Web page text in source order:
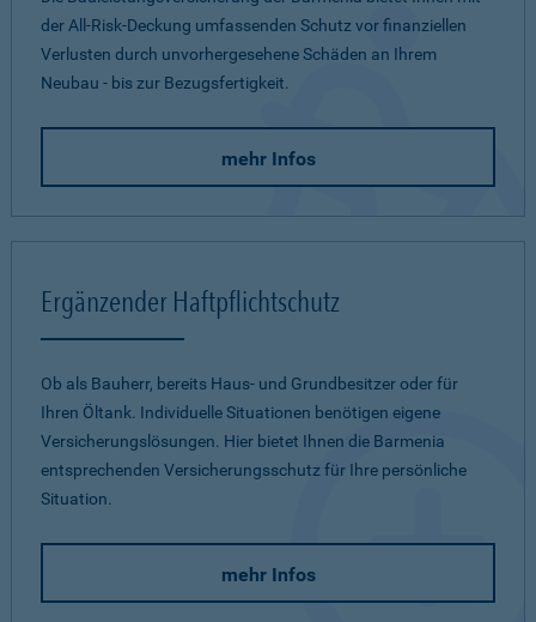
der All-Risk-Deckung umfassenden Schutz vor finanziellen
Verlusten durch unvorhergesehene Schäden an Ihrem
Neubau - bis zur Bezugsfertigkeit.
mehr Infos
Ergänzender Haftpflichtschutz
Ob als Bauherr, bereits Haus- und Grundbesitzer oder für
Ihren Öltank. Individuelle Situationen benötigen eigene
Versicherungslösungen. Hier bietet Ihnen die Barmenia
entsprechenden Versicherungsschutz für Ihre persönliche
Situation.
mehr Infos